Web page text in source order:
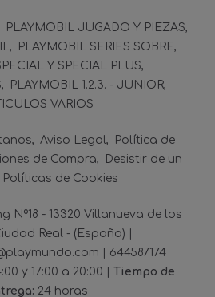
PLAYMOBIL JUGADO Y PIEZAS
PLAYMOBIL SERIES SOBRE
Y SPECIAL PLUS
PLAYMOBIL 1.2.3. - JUNIOR
VARIOS
Aviso Legal
Política de
de Compra
Desistir de un
Políticas de Cookies
Nº18 - 13320 Villanueva de los
Real - (España) |
|
644587174
y 17:00 a 20:00 | Tiempo de
24 horas